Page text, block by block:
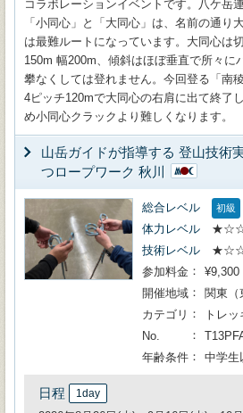
コラボレーションイベントです。八ケ岳
「小同心」と「大同心」は、名前の通り
は最難ルートになっています。大同心は
150m 幅200m、傾斜はほぼ垂直で所々に
攀なくしては登れません。今回登る「南
4ピッチ120mで大同心の右肩に出て終了
め小同心クラックより難しくなります。
山岳ガイドが指導する 登山技術
つロープワーク 秋川
総合レベル 初級
体力レベル
技術レベル
参加料金
¥9,300
開催地域
関東（
カテゴリ
トレ
No.
年齢条件
中学生
日程 1day